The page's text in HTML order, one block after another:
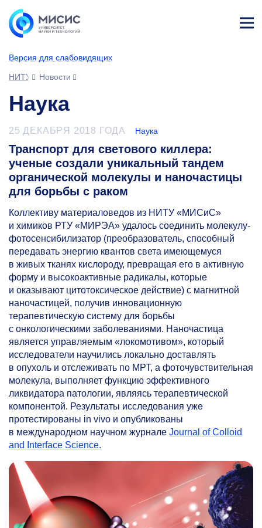
Версия для слабовидящих
НИТУ МИСИС
Новости
Наука
25 ДЕКАБРЯ 2018 ГОДА Наука
Транспорт для светового киллера:
ученые создали уникальный тандем
органической молекулы и наночастицы
для борьбы с раком
Коллективу материаловедов из НИТУ «МИСиС»
и химиков РТУ «МИРЭА» удалось соединить молекулу-
фотосенсибилизатор (преобразователь, способный
передавать энергию квантов света имеющемуся
в живых тканях кислороду, превращая его в активную
форму и высокоактивные радикалы, которые
и оказывают цитотоксическое действие) с магнитной
наночастицей, получив инновационную
терапевтическую систему для борьбы
с онкологическими заболеваниями. Наночастица
является управляемым «локомотивом», который
исследователи научились локально доставлять
в опухоль и отслеживать по МРТ, а фоточувствительная
молекула, выполняет функцию эффективного
ликвидатора патологии, являясь терапевтической
компонентой. Результаты исследования уже
протестированы in vivo и опубликованы
в международном научном журнале Journal of Colloid
and Interface Science.